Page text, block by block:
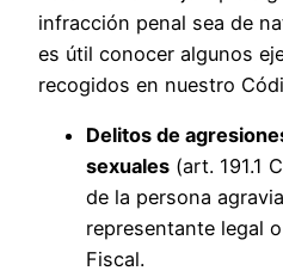
infracción penal sea de
es útil conocer algunos
recogidos en nuestro
Delitos de
sexuales (art. 191.1
de la persona
representante legal
Fiscal.